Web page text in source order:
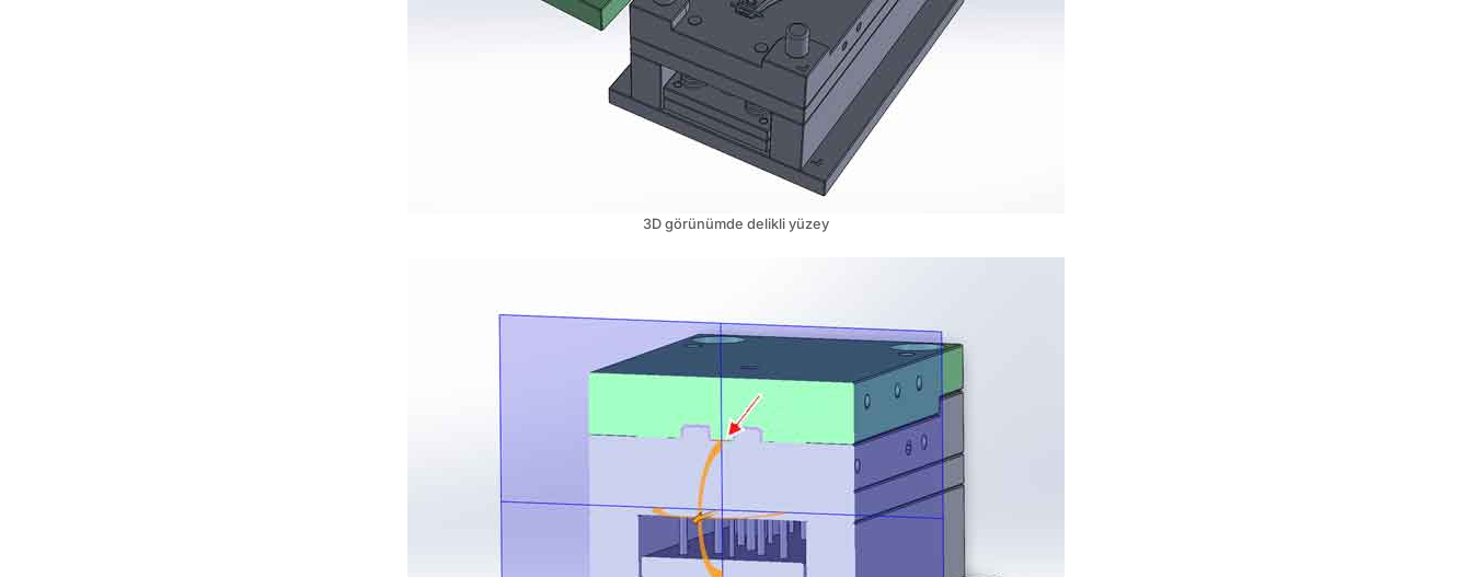
3D görünümde delikli yüzey